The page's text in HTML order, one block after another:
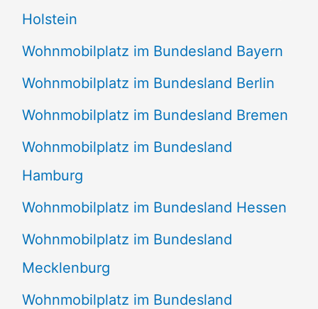
Holstein
Wohnmobilplatz im Bundesland Bayern
Wohnmobilplatz im Bundesland Berlin
Wohnmobilplatz im Bundesland Bremen
Wohnmobilplatz im Bundesland
Hamburg
Wohnmobilplatz im Bundesland Hessen
Wohnmobilplatz im Bundesland
Mecklenburg
Wohnmobilplatz im Bundesland